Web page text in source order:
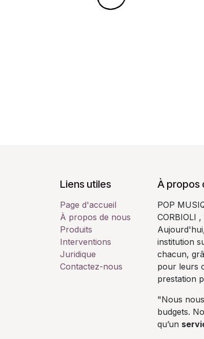
Liens utiles
Page d'accueil
À propos de nous
Produits
Interventions
Juridique
Contactez-nous
À propos
POP
CORBIOLI
institution
chacun,
pour leurs
prestation
"Nous
budgets.
qu’un